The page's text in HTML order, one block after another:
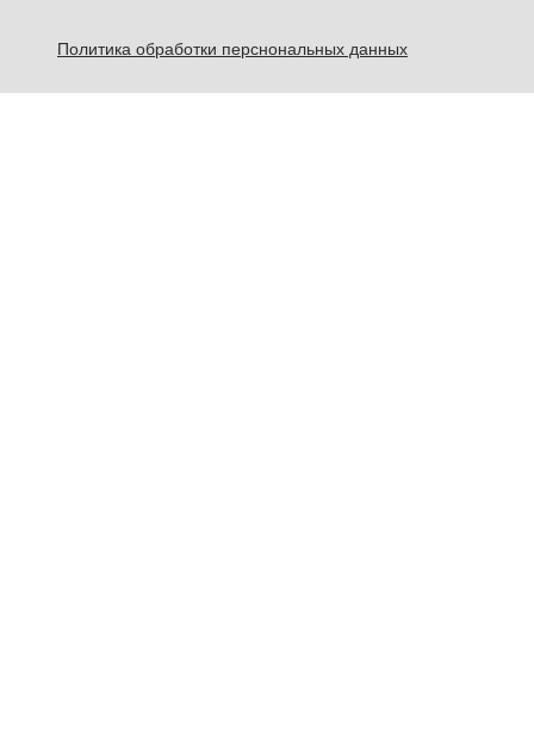
Политика обработки перснональных данных